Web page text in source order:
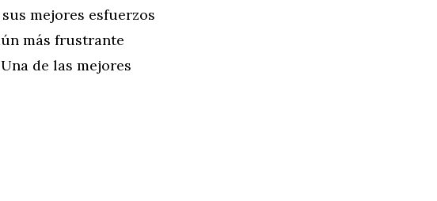
mejores esfuerzos
más frustrante
de las mejores